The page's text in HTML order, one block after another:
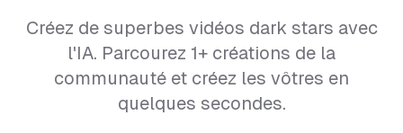
Créez de superbes vidéos dark stars avec
l'IA. Parcourez 1+ créations de la
communauté et créez les vôtres en
quelques secondes.